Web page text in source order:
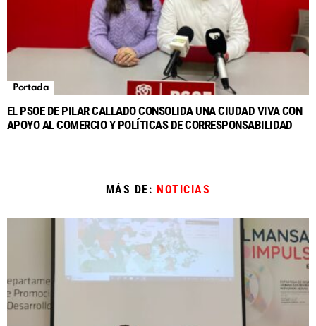
Portada
EL PSOE DE PILAR CALLADO CONSOLIDA UNA CIUDAD VIVA CON
APOYO AL COMERCIO Y POLÍTICAS DE CORRESPONSABILIDAD
MÁS DE: NOTICIAS